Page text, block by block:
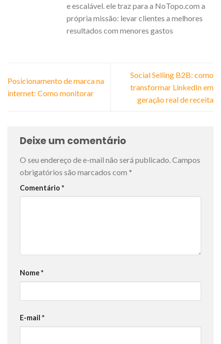
e escalável. ele traz para a NoTopo.com a
própria missão: levar clientes a melhores
resultados com menores gastos
Posicionamento de marca na
internet: Como monitorar
Social Selling B2B: como
transformar LinkedIn em
geração real de receita
Deixe um comentário
O seu endereço de e-mail não será publicado. Campos
obrigatórios são marcados com *
Comentário *
Nome*
E-mail *